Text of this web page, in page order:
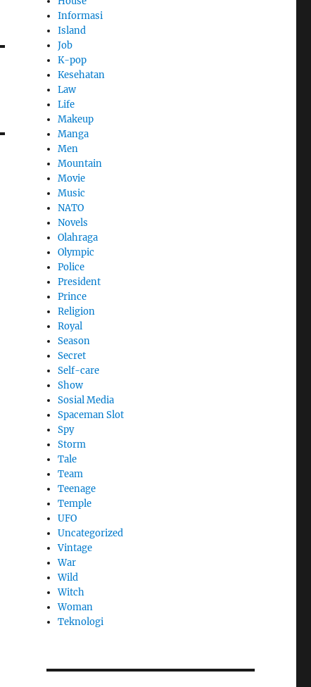
Informasi
Island
Job
K-pop
Kesehatan
Law
Life
Makeup
Manga
Men
Mountain
Movie
Music
NATO
Novels
Olahraga
Olympic
Police
President
Prince
Religion
Royal
Season
Secret
Self-care
Show
Sosial Media
Spaceman Slot
Spy
Storm
Tale
Team
Teenage
Temple
UFO
Uncategorized
Vintage
War
Wild
Witch
Woman
​Teknologi